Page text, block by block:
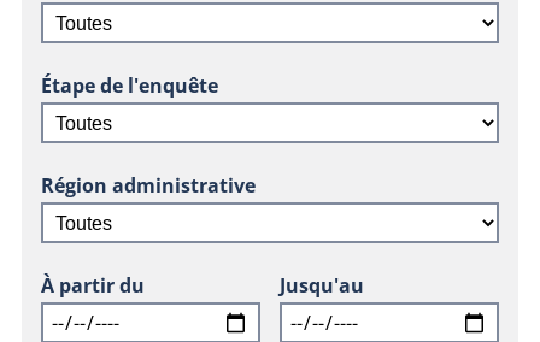
Étape de l'enquête
Région administrative
À partir du Jusqu'au